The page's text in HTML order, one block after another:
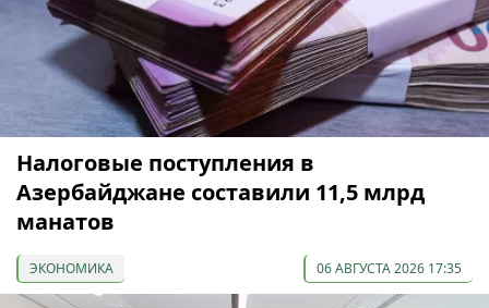
Налоговые поступления в
Азербайджане составили 11,5 млрд
манатов
ЭКОНОМИКА 06 АВГУСТА 2026 17:35